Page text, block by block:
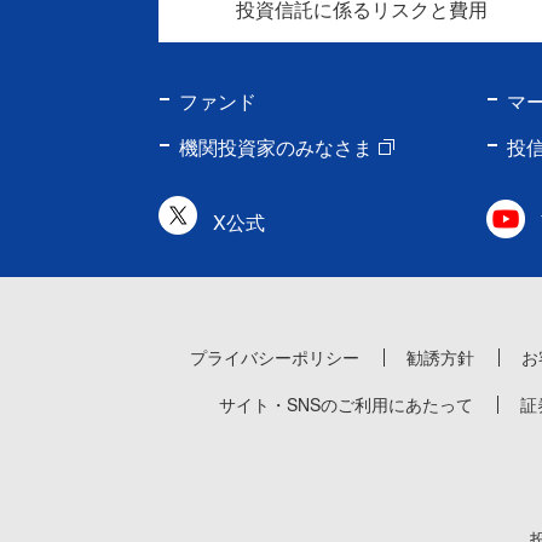
投資信託に係るリスクと費用
ファンド マ
機関投資家のみなさま
投
X公式
プライバシーポリシー 勧誘方針
サイト・SNSのご利用にあたって
証